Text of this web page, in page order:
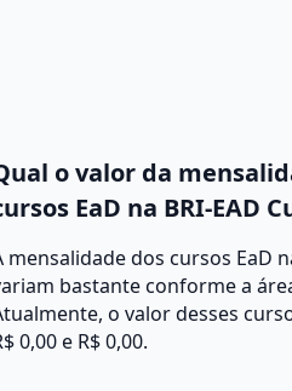
o valor da
EaD na BRI-EAD
mensalidade dos cursos EaD
bastante conforme a
o valor desses
0,00 e R$ 0,00.